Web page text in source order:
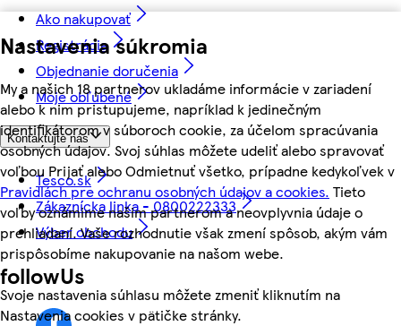
Nastavenia súkromia
My a našich 18 partnerov ukladáme informácie v zariadení
alebo k nim pristupujeme, napríklad k jedinečným
identifikátorom v súboroch cookie, za účelom spracúvania
osobných údajov. Svoj súhlas môžete udeliť alebo spravovať
voľbou Prijať alebo Odmietnuť všetko, prípadne kedykoľvek v
Pravidlách pre ochranu osobných údajov a cookies. Tieto
voľby oznámime našim partnerom a neovplyvnia údaje o
prehliadaní. Vaše rozhodnutie však zmení spôsob, akým vám
prispôsobíme nakupovanie na našom webe.
Svoje nastavenia súhlasu môžete zmeniť kliknutím na
Nastavenia cookies v pätičke stránky.
Ako nakupovať
Registrácia
Objednanie doručenia
Moje obľúbené
Kontaktujte nás
Tesco.sk
Zákaznícka linka - 0800222333
Výber obchodu
followUs